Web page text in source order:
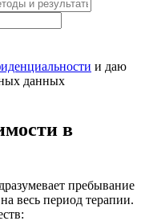
и даю
данных
в
пребывание
весь период терапии.